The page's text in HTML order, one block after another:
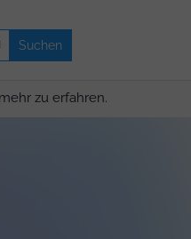
zu erfahren.